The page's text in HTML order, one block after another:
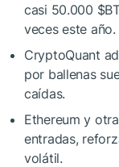
casi 50.000
veces este año.
CryptoQuant
por ballenas
caídas.
Ethereum y
entradas,
volátil.